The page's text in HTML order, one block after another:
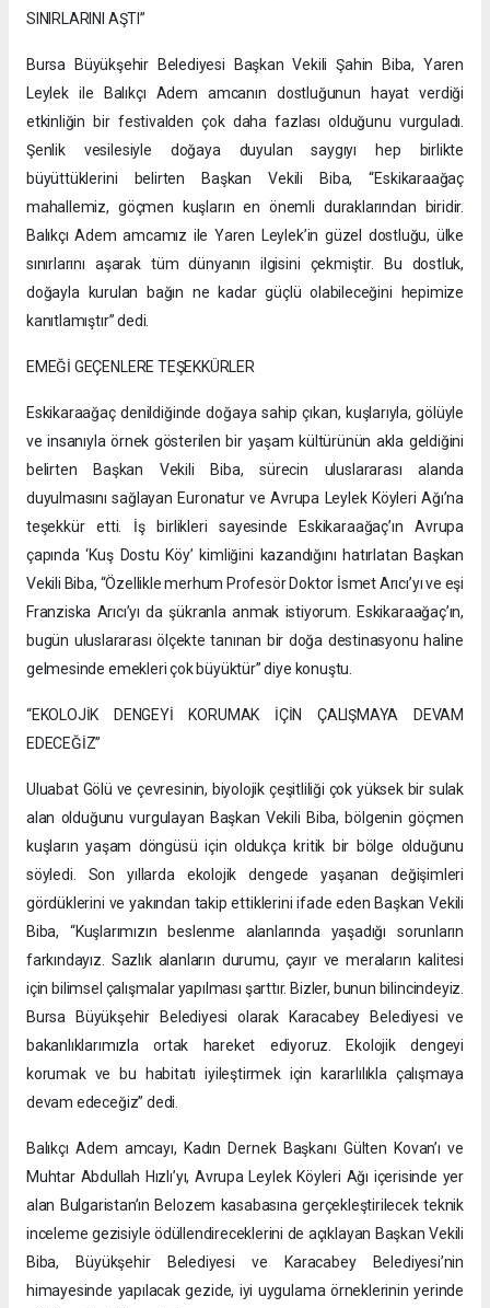
SINIRLARINI AŞTI”
Bursa Büyükşehir Belediyesi Başkan Vekili Şahin Biba, Yaren
Leylek ile Balıkçı Adem amcanın dostluğunun hayat verdiği
etkinliğin bir festivalden çok daha fazlası olduğunu vurguladı.
Şenlik vesilesiyle doğaya duyulan saygıyı hep birlikte
büyüttüklerini belirten Başkan Vekili Biba, “Eskikaraağaç
mahallemiz, göçmen kuşların en önemli duraklarından biridir.
Balıkçı Adem amcamız ile Yaren Leylek’in güzel dostluğu, ülke
sınırlarını aşarak tüm dünyanın ilgisini çekmiştir. Bu dostluk,
doğayla kurulan bağın ne kadar güçlü olabileceğini hepimize
kanıtlamıştır” dedi.
EMEĞİ GEÇENLERE TEŞEKKÜRLER
Eskikaraağaç denildiğinde doğaya sahip çıkan, kuşlarıyla, gölüyle
ve insanıyla örnek gösterilen bir yaşam kültürünün akla geldiğini
belirten Başkan Vekili Biba, sürecin uluslararası alanda
duyulmasını sağlayan Euronatur ve Avrupa Leylek Köyleri Ağı’na
teşekkür etti. İş birlikleri sayesinde Eskikaraağaç’ın Avrupa
çapında ‘Kuş Dostu Köy’ kimliğini kazandığını hatırlatan Başkan
Vekili Biba, “Özellikle merhum Profesör Doktor İsmet Arıcı’yı ve eşi
Franziska Arıcı’yı da şükranla anmak istiyorum. Eskikaraağaç’ın,
bugün uluslararası ölçekte tanınan bir doğa destinasyonu haline
gelmesinde emekleri çok büyüktür” diye konuştu.
“EKOLOJİK DENGEYİ KORUMAK İÇİN ÇALIŞMAYA DEVAM
EDECEĞİZ”
Uluabat Gölü ve çevresinin, biyolojik çeşitliliği çok yüksek bir sulak
alan olduğunu vurgulayan Başkan Vekili Biba, bölgenin göçmen
kuşların yaşam döngüsü için oldukça kritik bir bölge olduğunu
söyledi. Son yıllarda ekolojik dengede yaşanan değişimleri
gördüklerini ve yakından takip ettiklerini ifade eden Başkan Vekili
Biba, “Kuşlarımızın beslenme alanlarında yaşadığı sorunların
farkındayız. Sazlık alanların durumu, çayır ve meraların kalitesi
için bilimsel çalışmalar yapılması şarttır. Bizler, bunun bilincindeyiz.
Bursa Büyükşehir Belediyesi olarak Karacabey Belediyesi ve
bakanlıklarımızla ortak hareket ediyoruz. Ekolojik dengeyi
korumak ve bu habitatı iyileştirmek için kararlılıkla çalışmaya
devam edeceğiz” dedi.
Balıkçı Adem amcayı, Kadın Dernek Başkanı Gülten Kovan’ı ve
Muhtar Abdullah Hızlı’yı, Avrupa Leylek Köyleri Ağı içerisinde yer
alan Bulgaristan’ın Belozem kasabasına gerçekleştirilecek teknik
inceleme gezisiyle ödüllendireceklerini de açıklayan Başkan Vekili
Biba, Büyükşehir Belediyesi ve Karacabey Belediyesi’nin
himayesinde yapılacak gezide, iyi uygulama örneklerinin yerinde